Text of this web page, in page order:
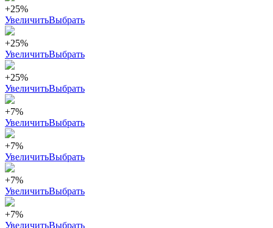
+25%
УвеличитьВыбрать
+25%
УвеличитьВыбрать
+25%
УвеличитьВыбрать
+7%
УвеличитьВыбрать
+7%
УвеличитьВыбрать
+7%
УвеличитьВыбрать
+7%
УвеличитьВыбрать